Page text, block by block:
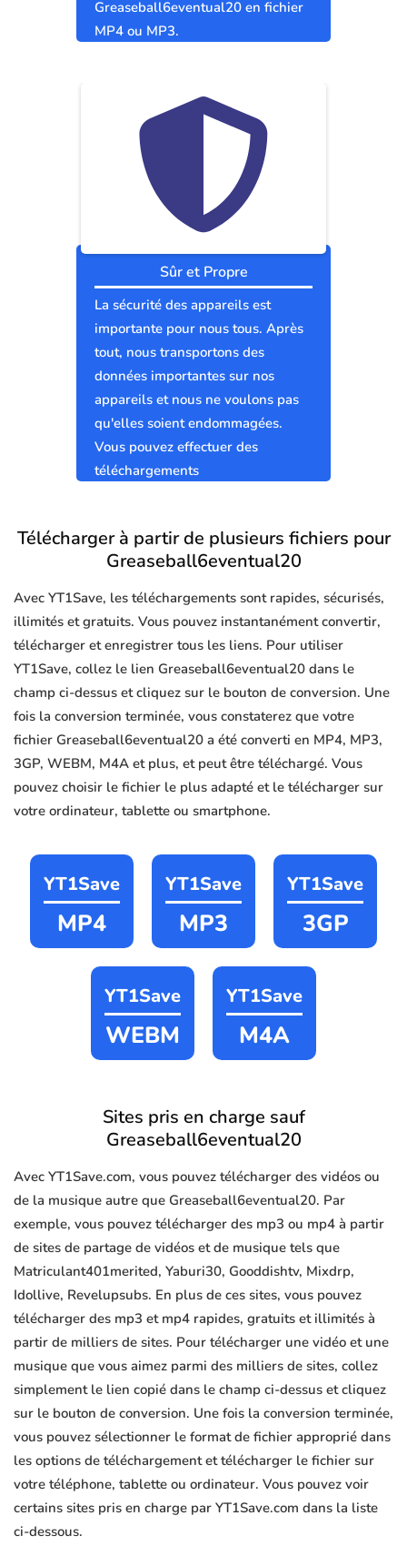
Greaseball6eventual20 en fichier
MP4 ou MP3.
Sûr et Propre
La sécurité des appareils est
importante pour nous tous. Après
tout, nous transportons des
données importantes sur nos
appareils et nous ne voulons pas
qu'elles soient endommagées.
Vous pouvez effectuer des
téléchargements
Télécharger à partir de plusieurs fichiers pour
Greaseball6eventual20
Avec YT1Save, les téléchargements sont rapides, sécurisés,
illimités et gratuits. Vous pouvez instantanément convertir,
télécharger et enregistrer tous les liens. Pour utiliser
YT1Save, collez le lien Greaseball6eventual20 dans le
champ ci-dessus et cliquez sur le bouton de conversion. Une
fois la conversion terminée, vous constaterez que votre
fichier Greaseball6eventual20 a été converti en MP4, MP3,
3GP, WEBM, M4A et plus, et peut être téléchargé. Vous
pouvez choisir le fichier le plus adapté et le télécharger sur
votre ordinateur, tablette ou smartphone.
YT1Save
MP4
YT1Save
MP3
YT1Save
3GP
YT1Save
WEBM
YT1Save
M4A
Sites pris en charge sauf
Greaseball6eventual20
Avec YT1Save.com, vous pouvez télécharger des vidéos ou
de la musique autre que Greaseball6eventual20. Par
exemple, vous pouvez télécharger des mp3 ou mp4 à partir
de sites de partage de vidéos et de musique tels que
Matriculant401merited, Yaburi30, Gooddishtv, Mixdrp,
Idollive, Revelupsubs. En plus de ces sites, vous pouvez
télécharger des mp3 et mp4 rapides, gratuits et illimités à
partir de milliers de sites. Pour télécharger une vidéo et une
musique que vous aimez parmi des milliers de sites, collez
simplement le lien copié dans le champ ci-dessus et cliquez
sur le bouton de conversion. Une fois la conversion terminée,
vous pouvez sélectionner le format de fichier approprié dans
les options de téléchargement et télécharger le fichier sur
votre téléphone, tablette ou ordinateur. Vous pouvez voir
certains sites pris en charge par YT1Save.com dans la liste
ci-dessous.